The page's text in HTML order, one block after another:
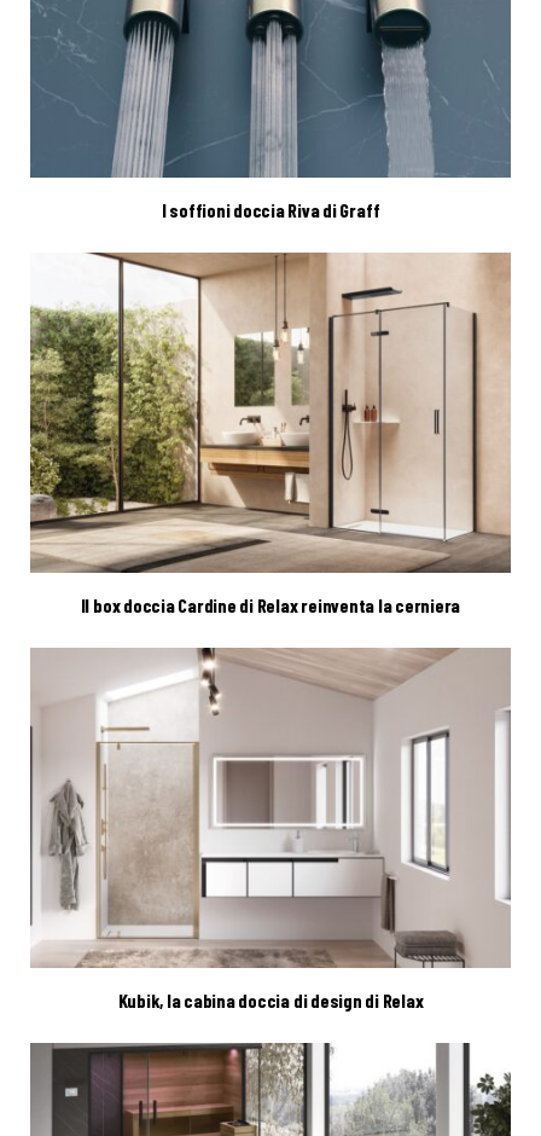
I soffioni doccia Riva di Graff
Il box doccia Cardine di Relax reinventa la cerniera
Kubik, la cabina doccia di design di Relax